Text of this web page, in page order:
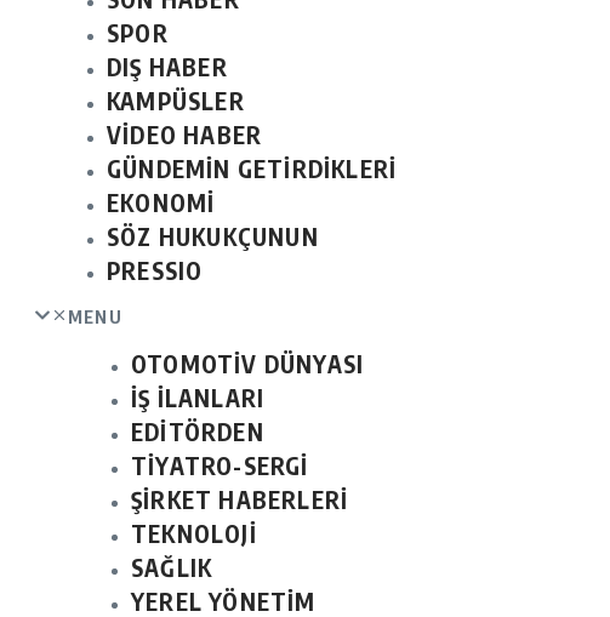
SPOR
DIŞ HABER
KAMPÜSLER
VİDEO HABER
GÜNDEMİN GETİRDİKLERİ
EKONOMİ
SÖZ HUKUKÇUNUN
PRESSIO
MENU
OTOMOTİV DÜNYASI
İŞ İLANLARI
EDİTÖRDEN
TİYATRO-SERGİ
ŞİRKET HABERLERİ
TEKNOLOJİ
SAĞLIK
YEREL YÖNETİM